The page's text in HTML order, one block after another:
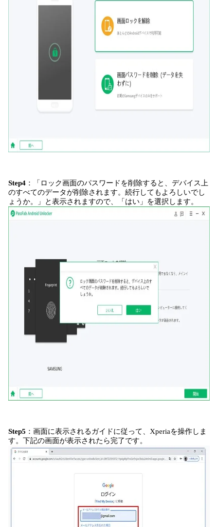
Step4 ：「ロック画面のパスワードを削除すると、デバイス上
のすべてのデータが削除されます。続行してもよろしいでし
ょうか。」と表示されますので、「はい」を選択します。
Step5 ：画面に表示されるガイドに従って、Xperiaを操作しま
す。下記の画面が表示されたら完了です。